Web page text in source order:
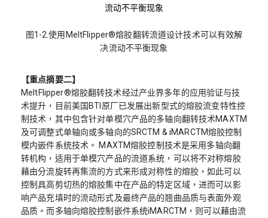
流动不平衡现象
图1-2.使用MeltFlipper®熔胶翻转流道设计技术可以有效解
决流动不平衡现象
【重点摘要二】
MeltFlipper®熔胶翻转技术经过产业界多年的应用验证与技
术提升，目前美国BTI原厂已发展出新型式的熔胶流变特性控
制技术，其中包含针对单模穴产品的多轴向翻转技术MAXTM
及可调整式单轴向或多轴向的SRCTM & iMARCTM熔胶控制
模内嵌件系统技术。 MAXTM熔胶控制技术是采用多轴向翻
转机构，适用于单模穴产品的流道系统，可以将不对称熔胶
藉由分流旋转再集流的方式来形成对称性的熔胶，如此可以
控制具高剪切热的熔胶集中在产品的特定区域，进而可以影
响产品充填时的流动形式及最终产品的翘曲品质与表面外观
品质。而多轴向熔胶控制嵌件系统iMARCTM，则可以藉由流